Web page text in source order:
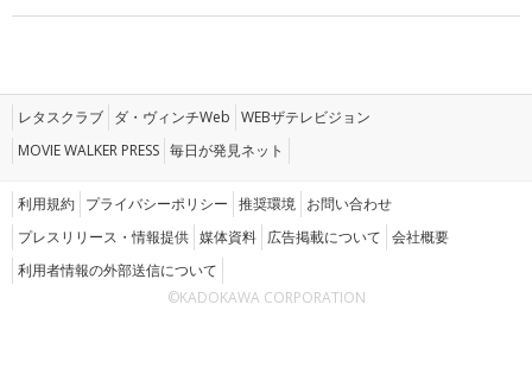
レタスクラブ ダ・ヴィンチWeb WEBザテレビジョン
MOVIE WALKER PRESS 毎日が発見ネット
利用規約 プライバシーポリシー 推奨環境 お問い合わせ
プレスリリース・情報提供 媒体資料 広告掲載について 会社概要
利用者情報の外部送信について
©KADOKAWA CORPORATION